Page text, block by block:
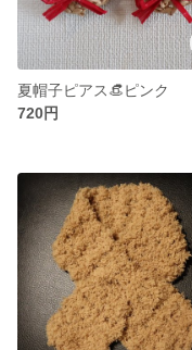
夏帽子ピアス👒ピンク
720円